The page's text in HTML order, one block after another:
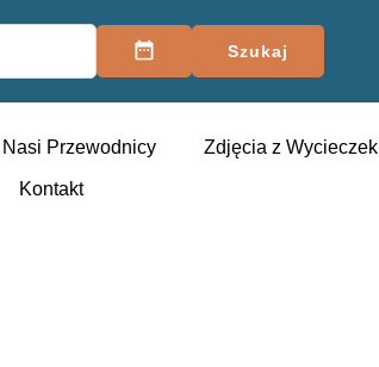
Szukaj
Nasi Przewodnicy Zdjęcia z Wycieczek
Kontakt